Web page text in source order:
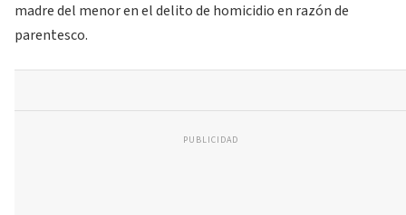
madre del menor en el delito de homicidio en razón de
parentesco.
PUBLICIDAD